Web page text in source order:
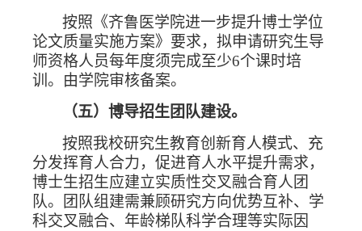
按照《齐鲁医学院进一步提升博士学位
论文质量实施方案》要求，拟申请研究生导
师资格人员每年度须完成至少6个课时培
训。由学院审核备案。
（五）博导招生团队建设。
按照我校研究生教育创新育人模式、充
分发挥育人合力，促进育人水平提升需求，
博士生招生应建立实质性交叉融合育人团
队。团队组建需兼顾研究方向优势互补、学
科交叉融合、年龄梯队科学合理等实际因